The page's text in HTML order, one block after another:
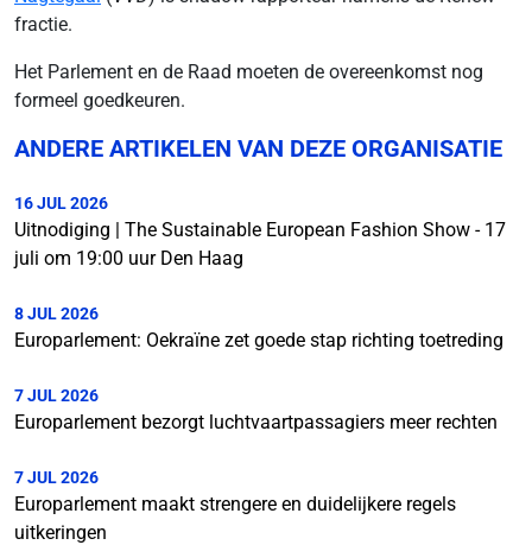
fractie.
Het Parlement en de Raad moeten de overeenkomst nog
formeel goedkeuren.
ANDERE ARTIKELEN VAN DEZE ORGANISATIE
16 JUL 2026
Uitnodiging | The Sustainable European Fashion Show - 17
juli om 19:00 uur Den Haag
8 JUL 2026
Europarlement: Oekraïne zet goede stap richting toetreding
7 JUL 2026
Europarlement bezorgt luchtvaartpassagiers meer rechten
7 JUL 2026
Europarlement maakt strengere en duidelijkere regels
uitkeringen